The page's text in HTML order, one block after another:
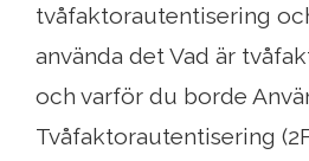
tvåfaktorautentisering
använda det Vad är
och varför du borde
Tvåfaktorautentisering